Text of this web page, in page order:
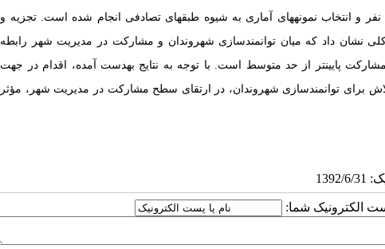
انتخاب نمونه­های آماری به شیوه طبقه­ای تصادفی انجام شده است. تجزیه و
نشان داد که میان توانمندسازی شهروندان و مشارکت در مدیریت شهر رابطه
مشارکت پایین­تر از حد متوسط است. با توجه به نتایج به­دست آمده، اقدام در جهت
برای توانمندسازی شهروندان، در ارتقای سطح مشارکت در مدیریت شهر، مؤثر
الکترونیک شما: